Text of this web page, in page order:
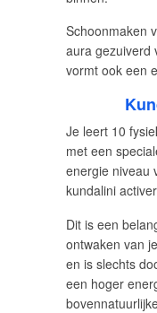
Schoonmaken
aura gezuiverd
vormt ook een
Je leert 10
met een
energie niveau
kundalini
Dit is een
ontwaken van
en is slechts
een hoger